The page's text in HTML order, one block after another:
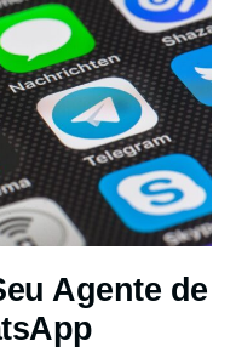
Agente de